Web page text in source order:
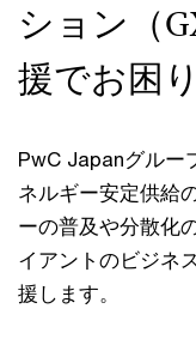
ション（
援でお困
PwC Japanグルー
ネルギー安定供給
ーの普及や分散化
イアントのビジネ
援します。